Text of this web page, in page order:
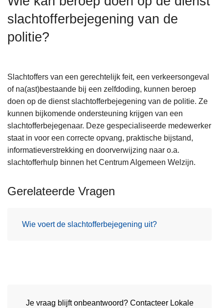
slachtofferbejegening van de
politie?
Slachtoffers van een gerechtelijk feit, een verkeersongeval
of na(ast)bestaande bij een zelfdoding, kunnen beroep
doen op de dienst slachtofferbejegening van de politie. Ze
kunnen bijkomende ondersteuning krijgen van een
slachtofferbejegenaar. Deze gespecialiseerde medewerker
staat in voor een correcte opvang, praktische bijstand,
informatieverstrekking en doorverwijzing naar o.a.
slachtofferhulp binnen het Centrum Algemeen Welzijn.
Gerelateerde Vragen
Wie voert de slachtofferbejegening uit?
Je vraag blijft onbeantwoord? Contacteer Lokale